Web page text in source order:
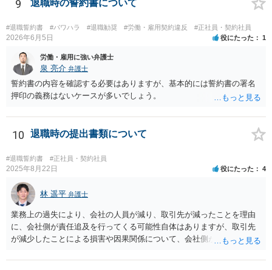
ので避けたいところですが・・・）。 ３ 職場のパワーハラスメント
とは、同じ職場で働く者に対し、職務上の地位や人間関係などの職場
痛を与える又は職場環境を悪化させる行為をいいます。本件の言動
が、これらに該当するかどうか、証拠に基づいて、子細な分析と慎重
な対応が必要です。客観的証拠が不可欠です。 ４ 退職後の競業避止
義務については、合意についてすべての効力が発生するわけではない
の自由及び顧客の選択の自由を奪うものであるから、全てを有効と解
トでのやりとりだけでは、正確な回答が難しい案件です。本件は、法
的に正確に分析すべき事案です。素人判断は大いに危険です。 法的責
任をきちんと追及されたい場合には、労働法にかなり詳しく、上記に
関係した法理等にも通じた弁護士等に相談し、法的に正確に分析して
もらい、今後の対応を検討するべきです。弁護士への直接相談が良い
と思います。なぜならば、法的にきちんと解明するために、良い知恵
を得るには必要だからです。良い解決になりますよう祈念しておりま
す。納得のいかないことは徹底的に解明しましょう！ 頑張って下さ
9 退職時の誓約書について
#退職誓約書 #パワハラ #退職勧奨 #労働・雇用契約違反 #正社員・契約社員
2026年6月5日 役にたった 1
労働・雇用に強い弁護士
泉 亮介 弁護士
誓約書の内容を確認する必要はありますが、基本的には誓約書の署名
押印の義務はないケースが多いでしょう。
10 退職時の提出書類について
#退職誓約書 #正社員・契約社員
2025年8月22日 役にたった 4
林 遥平 弁護士
業務上の過失により、会社の人員が減り、取引先が減ったことを理由
に、会社側が責任追及を行ってくる可能性自体はありますが、取引先
が減少したことによる損害や因果関係について、会社側が立証する義
高いです。 誓約書に、「何かあれば損害賠償をします」という文言が